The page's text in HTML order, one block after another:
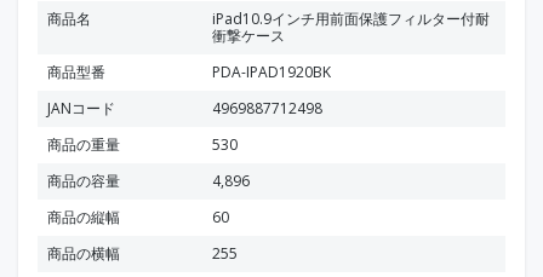
商品名
iPad10.9インチ用前面保護フィルター付耐
衝撃ケース
商品型番
PDA-IPAD1920BK
JANコード
4969887712498
商品の重量
530
商品の容量
4,896
商品の縦幅
60
商品の横幅
255